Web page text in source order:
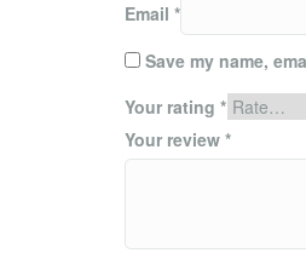
Email *
Save my name,
Your rating *
Your review *